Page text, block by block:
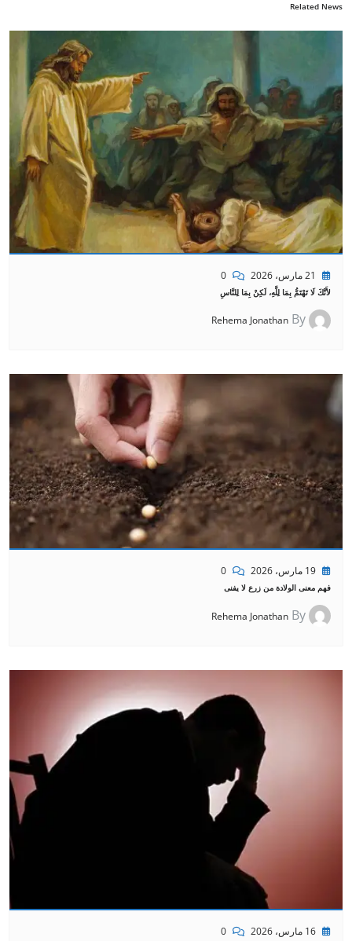
Related News
21 مارس، 2026 0
لأَنَّكَ لَا تَهْتَمُّ بِمَا لِلَّهِ، لَكِنْ بِمَا لِلنَّاسِ
By
Rehema Jonathan
19 مارس، 2026 0
فهم معنى الولادة من زرع لا يفنى
By
Rehema Jonathan
16 مارس، 2026 0